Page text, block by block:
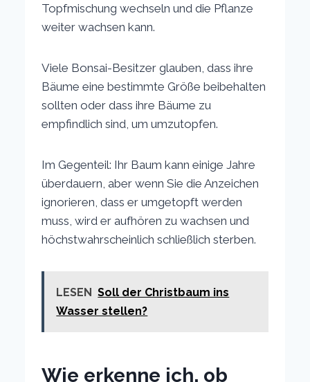
Topfmischung wechseln und die Pflanze
weiter wachsen kann.
Viele Bonsai-Besitzer glauben, dass ihre
Bäume eine bestimmte Größe beibehalten
sollten oder dass ihre Bäume zu
empfindlich sind, um umzutopfen.
Im Gegenteil: Ihr Baum kann einige Jahre
überdauern, aber wenn Sie die Anzeichen
ignorieren, dass er umgetopft werden
muss, wird er aufhören zu wachsen und
höchstwahrscheinlich schließlich sterben.
LESEN Soll der Christbaum ins
Wasser stellen?
Wie erkenne ich, ob